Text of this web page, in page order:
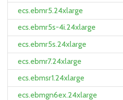
ecs.ebmr5.24xlarge
ecs.ebmr5s-4i.24xlarge
ecs.ebmr5s.24xlarge
ecs.ebmr7.24xlarge
ecs.ebmsr1.24xlarge
ecs.ebmgn6ex.24xlarge